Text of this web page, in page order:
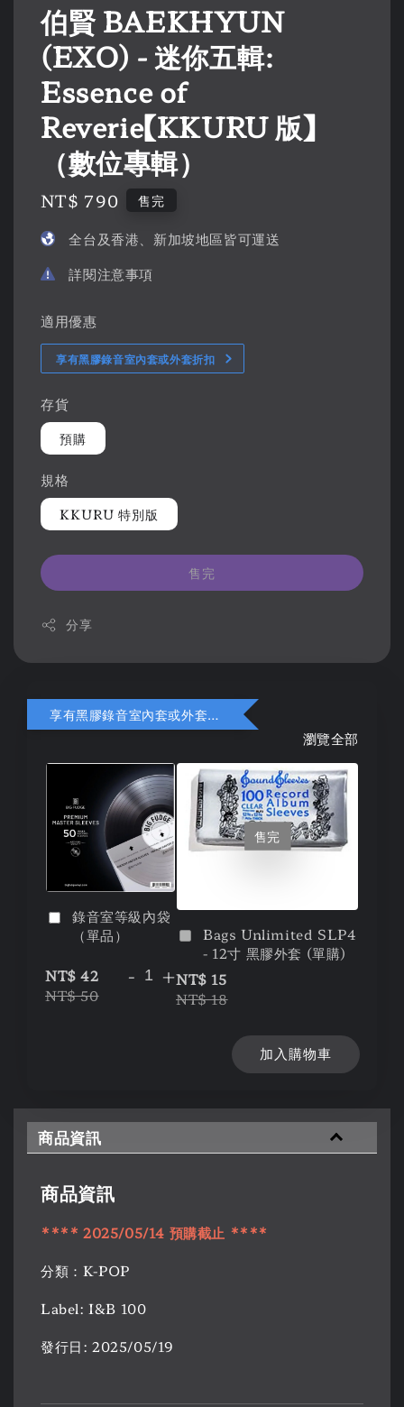
伯賢 BAEKHYUN
(EXO) - 迷你五輯:
Essence of
Reverie【KKURU 版】
（數位專輯）
Regular
NT$ 790 售完
全台及香港、新加坡地區皆可運送
詳閱注意事項
適用優惠
享有黑膠錄音室內套或外套折扣
存貨
預購
規格
KKURU 特別版
售完
分享
享有黑膠錄音室內套或外套折扣
瀏覽全部
錄音室等級內袋
（單品）
NT$ 42
NT$ 50
- +
售完
Bags Unlimited SLP4
- 12寸 黑膠外套 (單購)
NT$ 15
NT$ 18
加入購物車
商品資訊
商品資訊
**** 2025/05/14 預購截止 ****
分類：K-POP
Label: I&B 100
發行日: 2025/05/19